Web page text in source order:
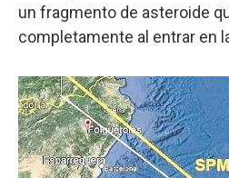
un fragmento de asteroide
completamente al entrar en